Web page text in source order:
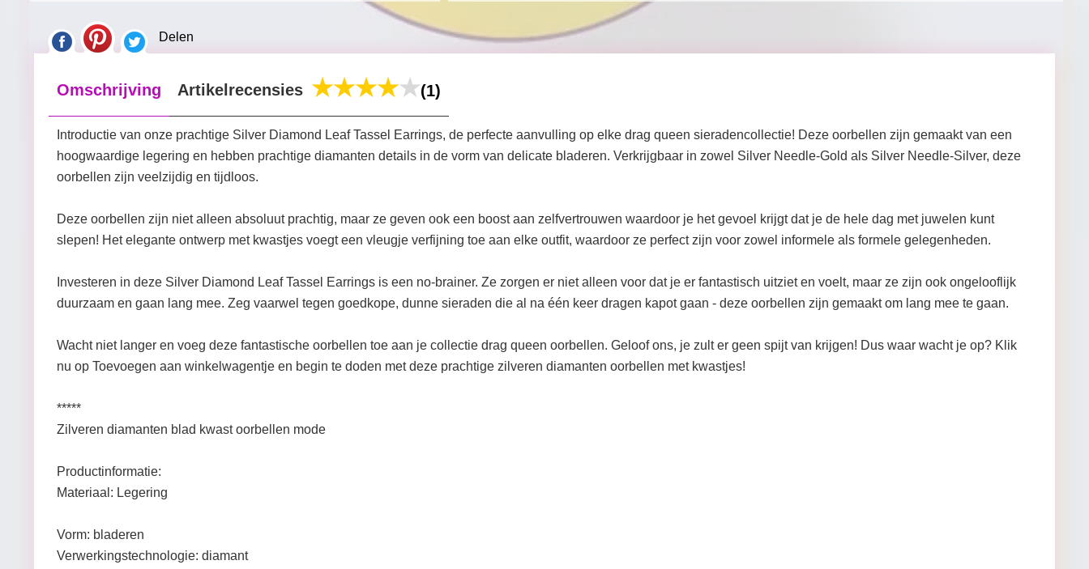
Delen
Omschrijving Artikelrecensies (1)
Introductie van onze prachtige Silver Diamond Leaf Tassel Earrings, de perfecte aanvulling op elke drag queen sieradencollectie! Deze oorbellen zijn gemaakt van een
hoogwaardige legering en hebben prachtige diamanten details in de vorm van delicate bladeren. Verkrijgbaar in zowel Silver Needle-Gold als Silver Needle-Silver, deze
oorbellen zijn veelzijdig en tijdloos.
Deze oorbellen zijn niet alleen absoluut prachtig, maar ze geven ook een boost aan zelfvertrouwen waardoor je het gevoel krijgt dat je de hele dag met juwelen kunt
slepen! Het elegante ontwerp met kwastjes voegt een vleugje verfijning toe aan elke outfit, waardoor ze perfect zijn voor zowel informele als formele gelegenheden.
Investeren in deze Silver Diamond Leaf Tassel Earrings is een no-brainer. Ze zorgen er niet alleen voor dat je er fantastisch uitziet en voelt, maar ze zijn ook ongelooflijk
duurzaam en gaan lang mee. Zeg vaarwel tegen goedkope, dunne sieraden die al na één keer dragen kapot gaan - deze oorbellen zijn gemaakt om lang mee te gaan.
Wacht niet langer en voeg deze fantastische oorbellen toe aan je collectie drag queen oorbellen. Geloof ons, je zult er geen spijt van krijgen! Dus waar wacht je op? Klik
nu op Toevoegen aan winkelwagentje en begin te doden met deze prachtige zilveren diamanten oorbellen met kwastjes!
*****
Zilveren diamanten blad kwast oorbellen mode
Productinformatie:
Materiaal: Legering
Vorm: bladeren
Verwerkingstechnologie: diamant